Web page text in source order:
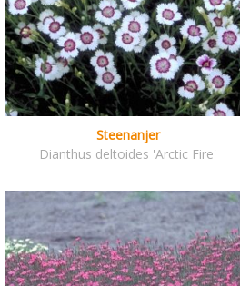
Steenanjer
Dianthus deltoides 'Arctic Fire'